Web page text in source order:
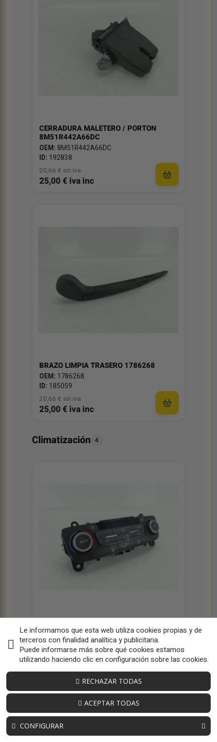
CERRADURA MALETERO / PORTON
8M51R442A66DC
OEM: 8M51R442A66DC
ID: 192838
20,66 € sin iva
25,00 € iva inc
BRAZO LIMPIA TRASERO 1786268
OEM: 1786268
ID: 185059
20,66 € sin iva
25,00 € iva inc
Climatización 4
OEM:F1ET18C612AK
ID: 192822
49,59 € sin iva
Le informamos que esta web utiliza cookies propias y de
terceros con finalidad analítica y publicitaria.
Puede informarse más sobre qué cookies estamos
utilizando haciendo clic en configuración sobre las cookies.
CONFIGURAR
RECHAZAR TODAS
ACEPTAR TODAS